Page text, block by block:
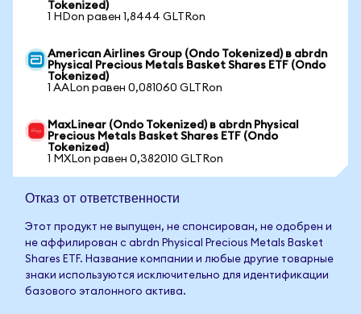
Tokenized)
1 HDon равен 1,8444 GLTRon
American Airlines Group (Ondo Tokenized) в abrdn
Physical Precious Metals Basket Shares ETF (Ondo
Tokenized)
1 AALon равен 0,081060 GLTRon
MaxLinear (Ondo Tokenized) в abrdn Physical
Precious Metals Basket Shares ETF (Ondo
Tokenized)
1 MXLon равен 0,382010 GLTRon
Отказ от ответственности
Этот продукт не выпущен, не спонсирован, не одобрен и
не аффилирован с abrdn Physical Precious Metals Basket
Shares ETF. Название компании и любые другие товарные
знаки используются исключительно для идентификации
базового эталонного актива.